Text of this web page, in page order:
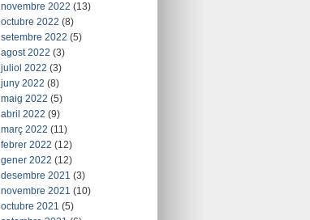
novembre 2022 (13)
octubre 2022 (8)
setembre 2022 (5)
agost 2022 (3)
juliol 2022 (3)
juny 2022 (8)
maig 2022 (5)
abril 2022 (9)
març 2022 (11)
febrer 2022 (12)
gener 2022 (12)
desembre 2021 (3)
novembre 2021 (10)
octubre 2021 (5)